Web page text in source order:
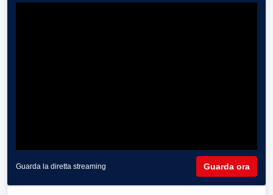
Guarda la diretta streaming Guarda ora